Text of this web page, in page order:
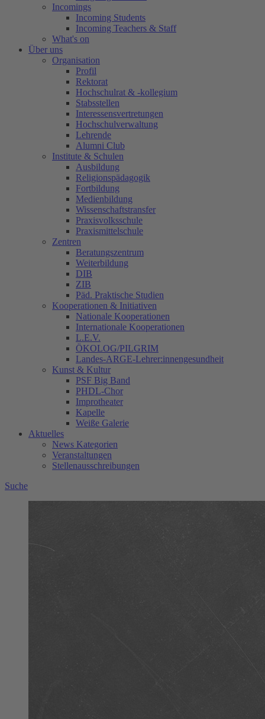
Incomings
Incoming Students
Incoming Teachers & Staff
What's on
Über uns
Organisation
Profil
Rektorat
Hochschulrat & -kollegium
Stabsstellen
Interessensvertretungen
Hochschulverwaltung
Lehrende
Alumni Club
Institute & Schulen
Ausbildung
Religionspädagogik
Fortbildung
Medienbildung
Wissenschaftstransfer
Praxisvolksschule
Praxismittelschule
Zentren
Beratungszentrum
Weiterbildung
DIB
ZIB
Päd. Praktische Studien
Kooperationen & Initiativen
Nationale Kooperationen
Internationale Kooperationen
L.E.V.
ÖKOLOG/PILGRIM
Landes-ARGE-Lehrer:innengesundheit
Kunst & Kultur
PSF Big Band
PHDL-Chor
Improtheater
Kapelle
Weiße Galerie
Aktuelles
News Kategorien
Veranstaltungen
Stellenausschreibungen
Suche